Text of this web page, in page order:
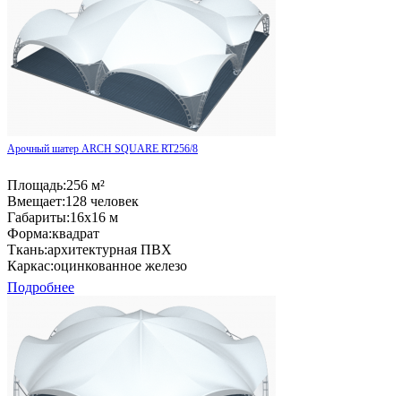
Арочный шатер ARCH SQUARE RT256/8
Площадь:256 м²
Вмещает:128 человек
Габариты:16x16 м
Форма:квадрат
Ткань:архитектурная ПВХ
Каркас:оцинкованное железо
Подробнее